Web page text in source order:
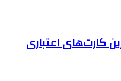
کارت‌های اعتباری